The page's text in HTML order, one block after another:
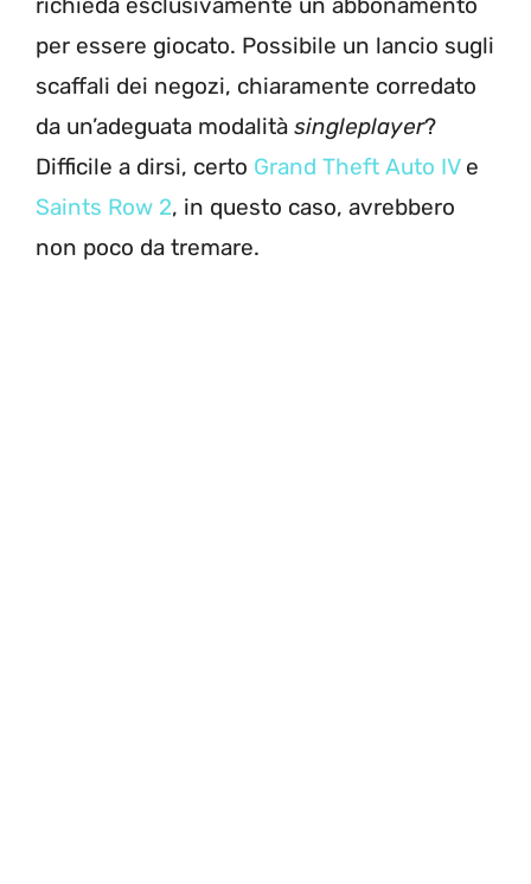
per essere giocato. Possibile un lancio sugli
scaffali dei negozi, chiaramente corredato
da un’adeguata modalità singleplayer?
Difficile a dirsi, certo Grand Theft Auto IVe
Saints Row 2, in questo caso, avrebbero
non poco da tremare.